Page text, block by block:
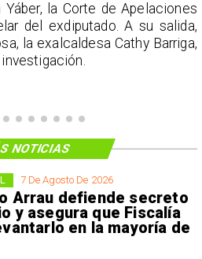
la Corte de Apelaciones
del exdiputado. A su salida,
la exalcaldesa Cathy Barriga,
7 De Agosto De 2026
Arrau defiende secreto
y asegura que Fiscalía
en la mayoría de
NOTICIAS